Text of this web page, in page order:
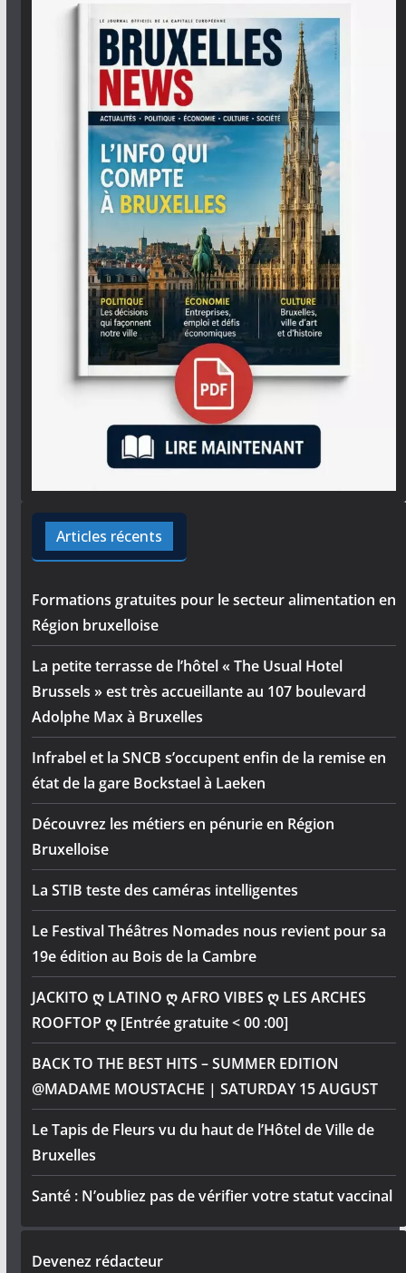
Articles récents
Formations gratuites pour le secteur alimentation en
Région bruxelloise
La petite terrasse de l’hôtel « The Usual Hotel
Brussels » est très accueillante au 107 boulevard
Adolphe Max à Bruxelles
Infrabel et la SNCB s’occupent enfin de la remise en
état de la gare Bockstael à Laeken
Découvrez les métiers en pénurie en Région
Bruxelloise
La STIB teste des caméras intelligentes
Le Festival Théâtres Nomades nous revient pour sa
19e édition au Bois de la Cambre
JACKITO ღ LATINO ღ AFRO VIBES ღ LES ARCHES
ROOFTOP ღ [Entrée gratuite < 00 :00]
BACK TO THE BEST HITS – SUMMER EDITION
@MADAME MOUSTACHE | SATURDAY 15 AUGUST
Le Tapis de Fleurs vu du haut de l’Hôtel de Ville de
Bruxelles
Santé : N’oubliez pas de vérifier votre statut vaccinal
Devenez rédacteur